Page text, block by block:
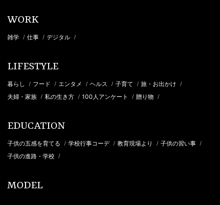
WORK
雑学 / 仕事 / デジタル /
LIFESTYLE
暮らし / フード / エンタメ / ヘルス / 子育て / 旅・お出かけ /
夫婦・家族 / 私の生き方 / 100人アンケート / 贈り物 /
EDUCATION
子供の五感を育てる / 学校行事コーデ / 教育現場より / 子供の習い事 /
子供の進路・学校 /
MODEL